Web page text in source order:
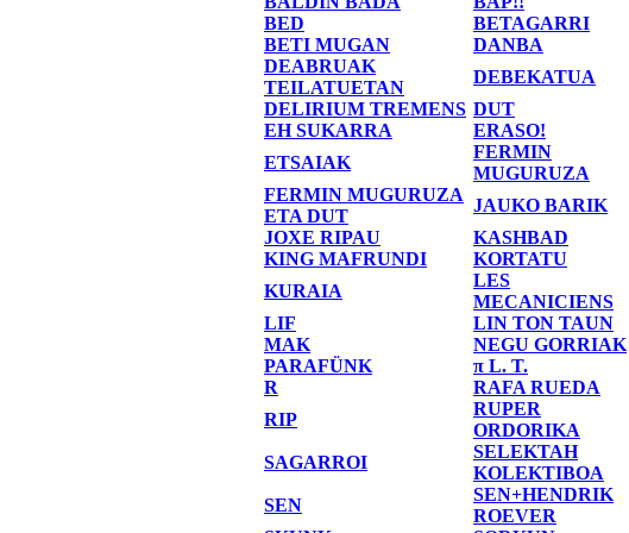
BED
BETAGARRI
BETI MUGAN
DANBA
DEABRUAK
TEILATUETAN
DEBEKATUA
DELIRIUM TREMENS DUT
EH SUKARRA
ERASO!
ETSAIAK
FERMIN
MUGURUZA
FERMIN MUGURUZA
ETA DUT
JAUKO BARIK
JOXE RIPAU
KASHBAD
KING MAFRUNDI
KORTATU
KURAIA
LES
MECANICIENS
LIF
LIN TON TAUN
MAK
NEGU GORRIAK
PARAFÜNK
π L. T.
R
RAFA RUEDA
RIP
RUPER
ORDORIKA
SAGARROI
SELEKTAH
KOLEKTIBOA
SEN
SEN+HENDRIK
ROEVER